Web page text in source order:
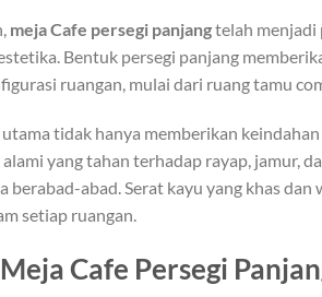
meja Cafe persegi panjangtelah menjadi
Bentuk persegi panjang
ruangan, mulai dari ruang tamu
tidak hanya memberikan
yang tahan terhadap rayap, jamur,
abad. Serat kayu yang khas
setiap ruangan.
Cafe Persegi